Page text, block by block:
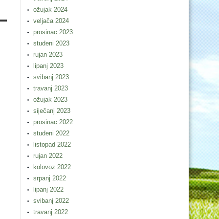
ožujak 2024
veljača 2024
prosinac 2023
studeni 2023
rujan 2023
lipanj 2023
svibanj 2023
travanj 2023
ožujak 2023
siječanj 2023
prosinac 2022
studeni 2022
listopad 2022
rujan 2022
kolovoz 2022
srpanj 2022
lipanj 2022
svibanj 2022
travanj 2022